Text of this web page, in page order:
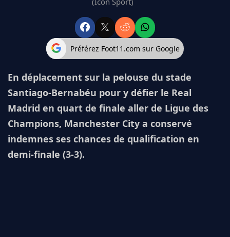
Préférez Foot11.com sur Google
En déplacement sur la pelouse du stade
Santiago-Bernabéu pour y défier le Real
Madrid en quart de finale aller de Ligue des
Champions, Manchester City a conservé
indemnes ses chances de qualification en
demi-finale (3-3).